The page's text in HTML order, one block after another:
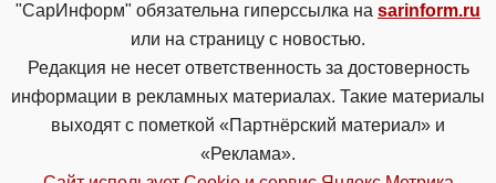
"СарИнформ" обязательна гиперссылка на sarinform.ru
или на страницу с новостью.
Редакция не несет ответственность за достоверность
информации в рекламных материалах. Такие материалы
выходят с пометкой «Партнёрский материал» и
«Реклама».